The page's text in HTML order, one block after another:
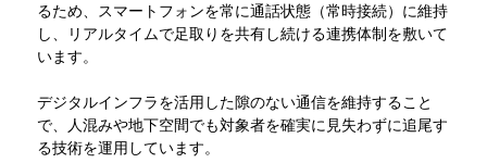
るため、スマートフォンを常に通話状態（常時接続）に維持
し、リアルタイムで足取りを共有し続ける連携体制を敷いて
います。
デジタルインフラを活用した隙のない通信を維持すること
で、人混みや地下空間でも対象者を確実に見失わずに追尾す
る技術を運用しています。